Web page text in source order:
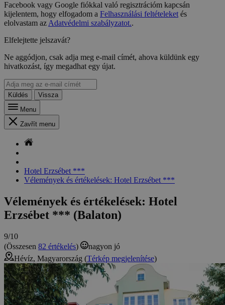
Facebook vagy Google fiókkal való regisztrációm kapcsán
kijelentem, hogy elfogadom a Felhasználási feltételeketés
elolvastam azAdatvédelmi szabályzatot..
Elfelejtette jelszavát?
Ne aggódjon, csak adja meg e-mail címét, ahova küldünk egy
hivatkozást, így megadhat egy újat.
Küldés
Vissza
Menu
Zavřít menu
Hotel Erzsébet ***
Vélemények és értékelések: Hotel Erzsébet ***
Vélemények és értékelések: Hotel
Erzsébet *** (Balaton)
9/10
(Összesen 82 értékelés)
nagyon jó
Hévíz, Magyarország (Térkép megjelenítése)